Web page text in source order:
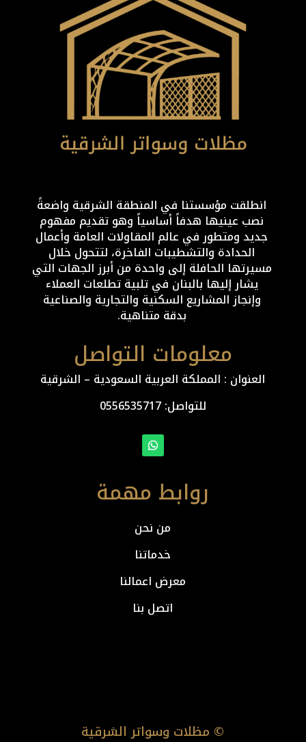
انطلقت مؤسستنا في المنطقة الشرقية واضعةً
نصب عينيها هدفاً أساسياً وهو تقديم مفهوم
جديد ومتطور في عالم المقاولات العامة وأعمال
الحدادة والتشطيبات الفاخرة، لتتحول خلال
مسيرتها الحافلة إلى واحدة من أبرز الجهات التي
يشار إليها بالبنان في تلبية تطلعات العملاء
وإنجاز المشاريع السكنية والتجارية والصناعية
بدقة متناهية.
معلومات التواصل
العنوان : المملكة العربية السعودية – الشرقية
للتواصل: ⁦0556535717
روابط مهمة
من نحن
خدماتنا
معرض اعمالنا
اتصل بنا
© مظلات وسواتر الشرقية